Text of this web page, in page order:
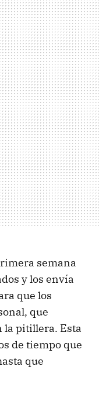
semana
y los envía
que los
que
la pitillera. Esta
de tiempo que
que